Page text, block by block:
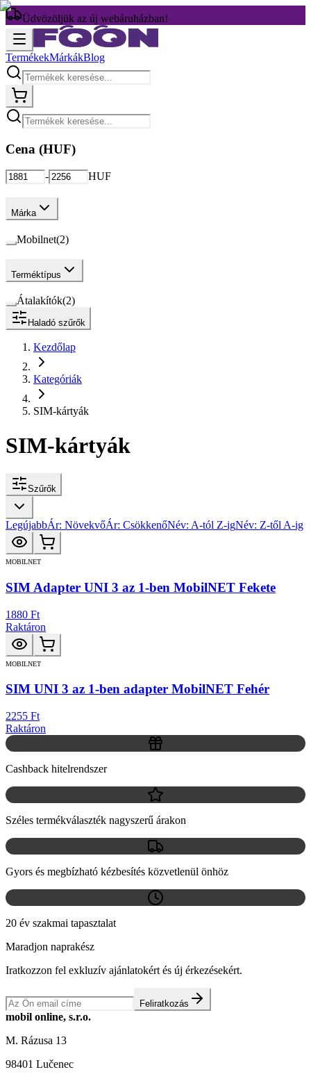
Üdvözöljük az új webáruházban!
TermékekMárkákBlog
Cena (HUF)
- HUF
Márka
Mobilnet(2)
Terméktípus
Átalakítók(2)
Haladó szűrők
Kezdőlap
Kategóriák
SIM-kártyák
SIM-kártyák
Szűrők
LegújabbÁr: NövekvőÁr: CsökkenőNév: A-tól Z-igNév: Z-től A-ig
MOBILNET
SIM Adapter UNI 3 az 1-ben MobilNET Fekete
1880 Ft
Raktáron
MOBILNET
SIM UNI 3 az 1-ben adapter MobilNET Fehér
2255 Ft
Raktáron
Cashback hitelrendszer
Széles termékválaszték nagyszerű árakon
Gyors és megbízható kézbesítés közvetlenül önhöz
20 év szakmai tapasztalat
Maradjon naprakész
Iratkozzon fel exkluzív ajánlatokért és új érkezésekért.
Feliratkozás
mobil online, s.r.o.
M. Rázusa 13
98401 Lučenec